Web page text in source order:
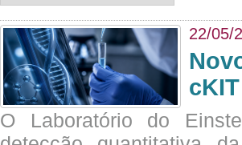
22/05/
O Laboratório do